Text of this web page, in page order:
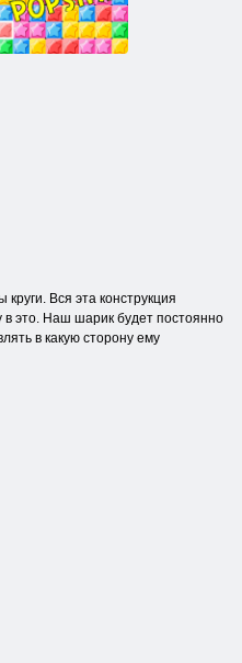
Энергичные
шарики
Вся эта конструкция
в это. Наш шарик будет постоянно
в какую сторону ему